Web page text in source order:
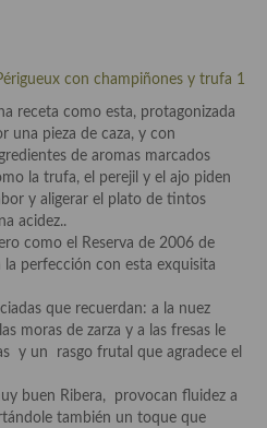
receta como esta, protagonizada
una pieza de caza, y con
de aromas marcados
la trufa, el perejil y el ajo piden
y aligerar el plato de tintos
acidez..
como el Reserva de 2006 de
la perfección con esta exquisita
que recuerdan: a la nuez
moras de zarza y a las fresas le
y un rasgo frutal que agradece el
buen Ribera, provocan fluidez a
también un toque que